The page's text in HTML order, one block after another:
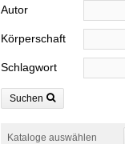
Autor
Körperschaft
Schlagwort
Suchen
Kataloge auswählen